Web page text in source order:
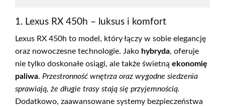
1. Lexus RX 450h – luksus i komfort
Lexus RX 450h to model, który łączy w sobie elegancję
oraz nowoczesne technologie. Jako hybryda, oferuje
nie tylko doskonałe osiągi, ale także świetną ekonomię
paliwa. Przestronność wnętrza oraz wygodne siedzenia
sprawiają, że długie trasy stają się przyjemnością.
Dodatkowo, zaawansowane systemy bezpieczeństwa